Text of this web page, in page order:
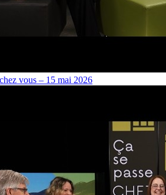
vous – 15 mai 2026